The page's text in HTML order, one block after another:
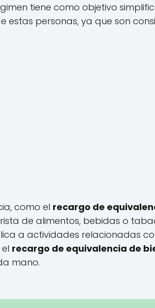
tiene como objetivo
personas, ya que son
como el recargo de
de alimentos, bebidas o
a actividades relacionadas
recargo de equivalencia de
mano.